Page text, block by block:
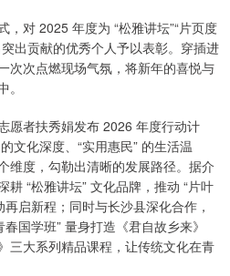
对 2025 年度为 “松雅讲坛”“片页度
出贡献的优秀个人予以表彰。穿插进
次次点燃现场气氛，将新年的喜悦与
愿者扶秀娟发布 2026 年度行动计
文化深度、“实用惠民” 的生活温
维度，勾勒出清晰的发展路径。据介
“松雅讲坛” 文化品牌，推动 “片叶
启新程；同时与长沙县深化合作，
国学班” 量身打造《君自故乡来》
三大系列精品课程，让传统文化在青